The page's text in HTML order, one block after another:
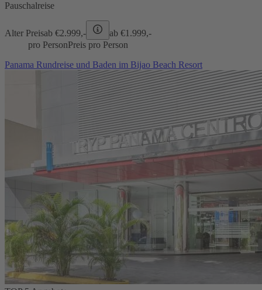
Pauschalreise
Alter Preisab €2.999,- ab €1.999,-
pro PersonPreis pro Person
Panama Rundreise und Baden im Bijao Beach Resort